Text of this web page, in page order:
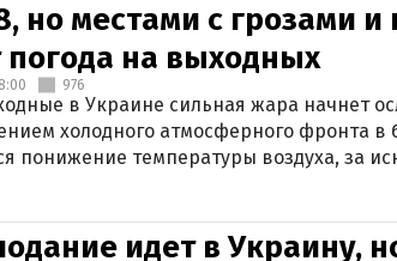
но местами с грозами
погода на выходных
976
в Украине сильная жара начнет
холодного атмосферного фронта в
понижение температуры воздуха, за
идет в Украину,